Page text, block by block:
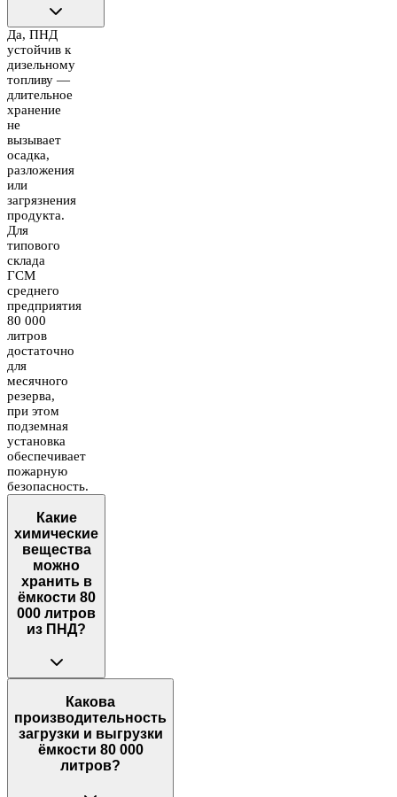
Да, ПНД
устойчив к
дизельному
топливу —
длительное
хранение
не
вызывает
осадка,
разложения
или
загрязнения
продукта.
Для
типового
склада
ГСМ
среднего
предприятия
80 000
литров
достаточно
для
месячного
резерва,
при этом
подземная
установка
обеспечивает
пожарную
безопасность.
Какие
химические
вещества
можно
хранить в
ёмкости 80
000 литров
из ПНД?
Какова
производительность
загрузки и выгрузки
ёмкости 80 000
литров?